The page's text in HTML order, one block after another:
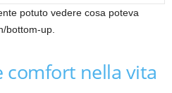
potuto vedere cosa poteva
bottom-up.
comfort nella vita